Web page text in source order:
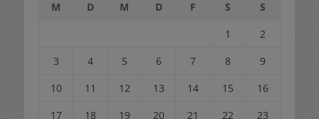
M D M D F S
S
1
2
3
4 5 6 7 8
9
10
11 12 13 14 15
16
17
18 19 20 21 22 23